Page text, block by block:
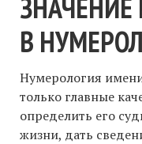
В
Нумерология
только главные
определить его
жизни, дать